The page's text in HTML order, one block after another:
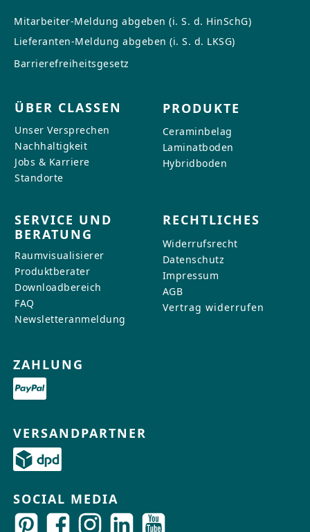
Mitarbeiter-Meldung abgeben (i. S. d. HinSchG)
Lieferanten-Meldung abgeben (i. S. d. LKSG)
Barrierefreiheitsgesetz
ÜBER CLASSEN
Unser Versprechen
Nachhaltigkeit
Jobs & Karriere
Standorte
PRODUKTE
Ceraminbelag
Laminatboden
Hybridboden
SERVICE UND
BERATUNG
Raumvisualisierer
Produktberater
Downloadbereich
FAQ
Newsletteranmeldung
RECHTLICHES
Widerrufsrecht
Datenschutz
Impressum
AGB
Vertrag widerrufen
ZAHLUNG
VERSANDPARTNER
SOCIAL MEDIA